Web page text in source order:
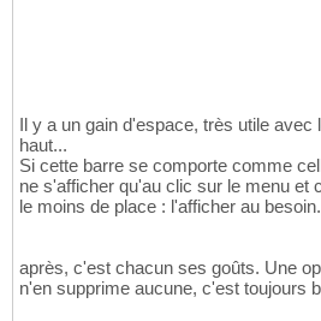
Il y a un gain d'espace, très utile avec
haut...
Si cette barre se comporte comme
ne s'afficher qu'au clic sur le menu et
le moins de place : l'afficher au besoin.
après, c'est chacun ses goûts. Une
n'en supprime aucune, c'est toujours